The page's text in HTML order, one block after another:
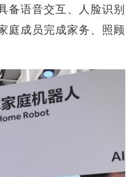
备语音交互、人脸识别
庭成员完成家务、照顾